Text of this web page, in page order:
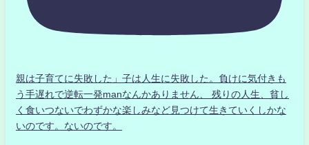
親は子育てに失敗した」子は人生に失敗した。負けに気付きも
う手遅れで逆転一発manなんかありません、 残りの人生、貧し
く食いつないでわずかな楽しみなど見つけて生きていくしかな
いのです。ないのです。